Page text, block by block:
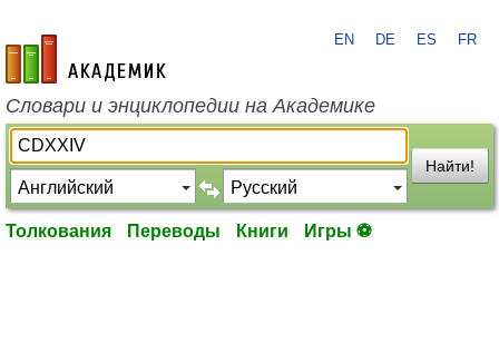
academic.ru
EN DE ES FR
Словари и энциклопедии на Академике
Найти!
Толкования Переводы Книги Игры ⚽